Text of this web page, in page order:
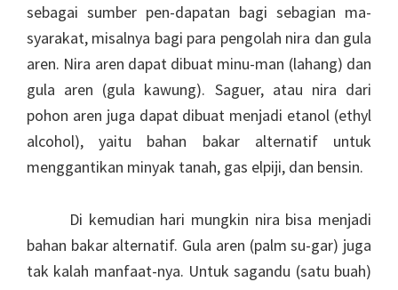
sebagai sumber pen-dapatan bagi sebagian ma-
syarakat, misalnya bagi para pengolah nira dan gula
aren. Nira aren dapat dibuat minu-man (lahang) dan
gula aren (gula kawung). Saguer, atau nira dari
pohon aren juga dapat dibuat menjadi etanol (ethyl
alcohol), yaitu bahan bakar alternatif untuk
menggantikan minyak tanah, gas elpiji, dan bensin.
Di kemudian hari mungkin nira bisa menjadi
bahan bakar alternatif. Gula aren (palm su-gar) juga
tak kalah manfaat-nya. Untuk sagandu (satu buah)